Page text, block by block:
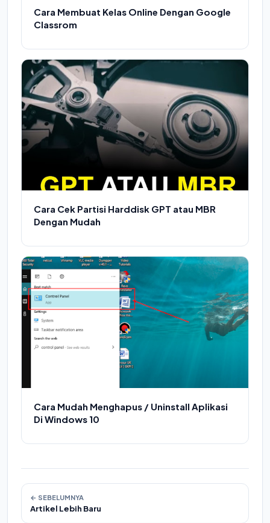
Cara Membuat Kelas Online Dengan Google
Classrom
Cara Cek Partisi Harddisk GPT atau MBR
Dengan Mudah
Cara Mudah Menghapus / Uninstall Aplikasi
Di Windows 10
← SEBELUMNYA
Artikel Lebih Baru